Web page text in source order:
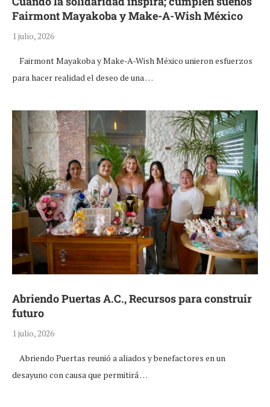
Fairmont Mayakoba y Make-A-Wish México
1 julio, 2026
Fairmont Mayakoba y Make-A-Wish México unieron esfuerzos
para hacer realidad el deseo de una …
Abriendo Puertas A.C., Recursos para construir
futuro
1 julio, 2026
Abriendo Puertas reunió a aliados y benefactores en un
desayuno con causa que permitirá …